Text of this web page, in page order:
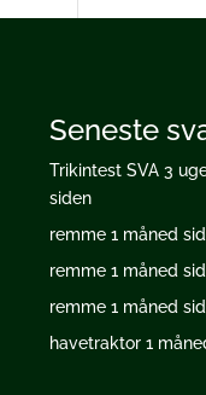
Seneste
Trikintest SVA 3
siden
remme 1 måned
remme 1 måned
remme 1 måned
havetraktor 1